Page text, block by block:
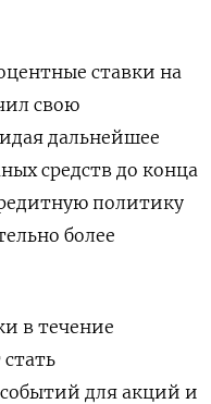
ставки на
свою
дальнейшее
средств до конца
политику
более
в течение
для акций и